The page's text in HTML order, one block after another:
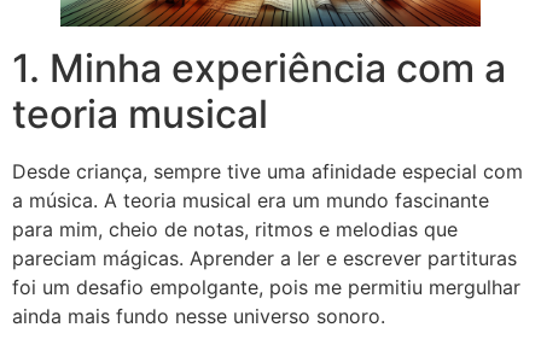
1. Minha experiência com a
teoria musical
Desde criança, sempre tive uma afinidade especial com
a música. A teoria musical era um mundo fascinante
para mim, cheio de notas, ritmos e melodias que
pareciam mágicas. Aprender a ler e escrever partituras
foi um desafio empolgante, pois me permitiu mergulhar
ainda mais fundo nesse universo sonoro.